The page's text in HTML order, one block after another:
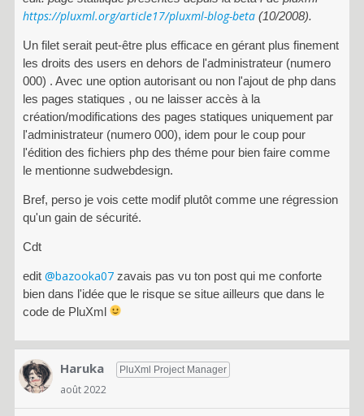
https://pluxml.org/article17/pluxml-blog-beta (10/2008).
Un filet serait peut-être plus efficace en gérant plus finement
les droits des users en dehors de l'administrateur (numero
000) . Avec une option autorisant ou non l'ajout de php dans
les pages statiques , ou ne laisser accès à la
création/modifications des pages statiques uniquement par
l'administrateur (numero 000), idem pour le coup pour
l'édition des fichiers php des théme pour bien faire comme
le mentionne sudwebdesign.
Bref, perso je vois cette modif plutôt comme une régression
qu'un gain de sécurité.
Cdt
edit @bazooka07 zavais pas vu ton post qui me conforte
bien dans l'idée que le risque se situe ailleurs que dans le
code de PluXml
Haruka PluXml Project Manager
août 2022